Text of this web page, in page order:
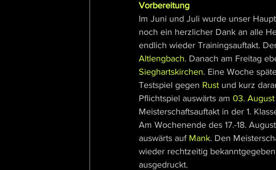
Vorbereitung
Im Juni und Juli wurde unser
noch ein herzlicher Dank an alle
endlich wieder Trainingsauftakt.
Altlengbach. Danach am Freitag
Sieghartskirchen. Eine Woche
Testspiel gegen Rust und kurz
Pflichtspiel auswärts am 03.
Meisterschaftsauftakt in der 1.
Am Wochenende des 17.-18.
auswärts auf Mank. Den
wieder rechtzeitig
ausgedruckt.